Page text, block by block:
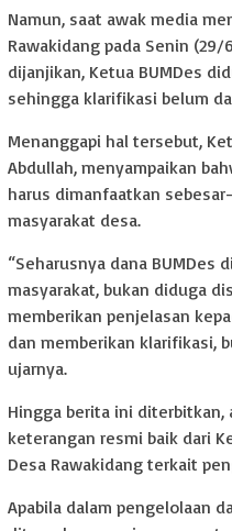
Namun, saat awak media
Rawakidang pada Senin
dijanjikan, Ketua BUMDes
sehingga klarifikasi belum
Menanggapi hal tersebut,
Abdullah, menyampaikan
harus dimanfaatkan
masyarakat desa.
“Seharusnya dana
masyarakat, bukan diduga
memberikan penjelasan
dan memberikan klarifikasi,
ujarnya.
Hingga berita ini diterbitkan,
keterangan resmi baik dari
Desa Rawakidang terkait
Apabila dalam pengelolaan